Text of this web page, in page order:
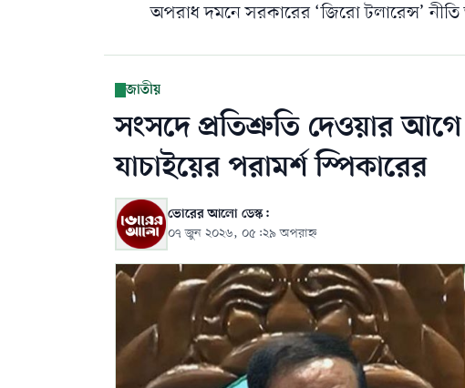
অপরাধ দমনে সরকারের ‘জিরো টলারেন্স’ নীতি
জাতীয়
সংসদে প্রতিশ্রুতি দেওয়ার
যাচাইয়ের পরামর্শ স্পিকারের
ভোরের আলো ডেস্ক:
০৭ জুন ২০২৬, ০৫:২৯ অপরাহ্ন